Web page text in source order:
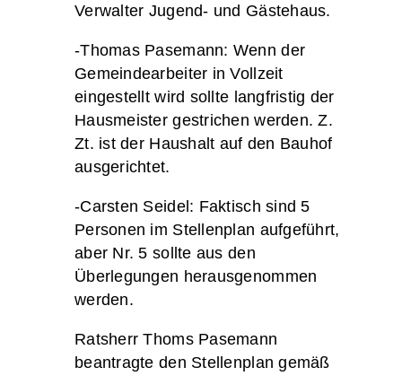
Verwalter Jugend- und Gästehaus.
-Thomas Pasemann: Wenn der
Gemeindearbeiter in Vollzeit
eingestellt wird sollte langfristig der
Hausmeister gestrichen werden. Z.
Zt. ist der Haushalt auf den Bauhof
ausgerichtet.
-Carsten Seidel: Faktisch sind 5
Personen im Stellenplan aufgeführt,
aber Nr. 5 sollte aus den
Überlegungen herausgenommen
werden.
Ratsherr Thoms Pasemann
beantragte den Stellenplan gemäß